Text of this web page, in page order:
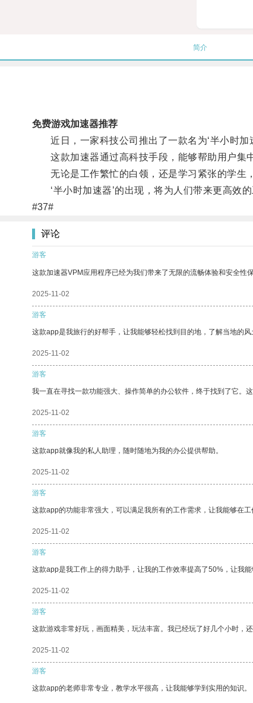
简介
免费游戏加速器推荐
近日，一家科技公司推出了一款名为‘半小时加
这款加速器通过高科技手段，能够帮助用户集中
无论是工作繁忙的白领，还是学习紧张的学生，
‘半小时加速器’的出现，将为人们带来更高效的
#37#
评论
游客
这款加速器VPM应用程序已经为我们带来了无限的流畅体验和安全性保
2025-11-02
游客
这款app是我旅行的好帮手，让我能够轻松找到目的地，了解当地的风
2025-11-02
游客
我一直在寻找一款功能强大、操作简单的办公软件，终于找到了它。
2025-11-02
游客
这款app就像我的私人助理，随时随地为我的办公提供帮助。
2025-11-02
游客
这款app的功能非常强大，可以满足我所有的工作需求，让我能够在工
2025-11-02
游客
这款app是我工作上的得力助手，让我的工作效率提高了50%，让我能
2025-11-02
游客
这款游戏非常好玩，画面精美，玩法丰富。我已经玩了好几个小时，还
2025-11-02
游客
这款app的老师非常专业，教学水平很高，让我能够学到实用的知识。